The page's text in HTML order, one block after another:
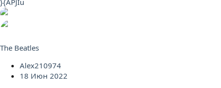
}{APJIu
The Beatles
Alex210974
18 Июн 2022